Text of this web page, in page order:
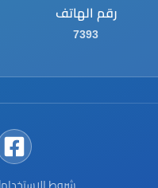
رقم الهاتف
7393